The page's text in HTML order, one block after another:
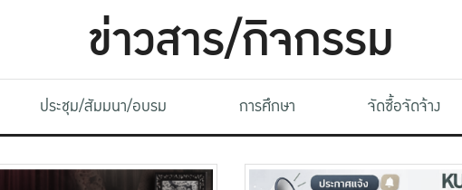
ข่าวสาร/กิจกรรม
ประชุม/สัมมนา/อบรม การศึกษา จัดซื้อจัดจ้าง